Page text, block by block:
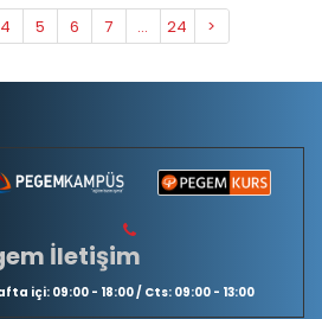
4 5 6 7 ... 24 >
İletişim
içi: 09:00 - 18:00 / Cts: 09:00 - 13:00